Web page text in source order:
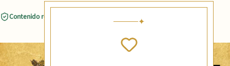
Contenido revisado